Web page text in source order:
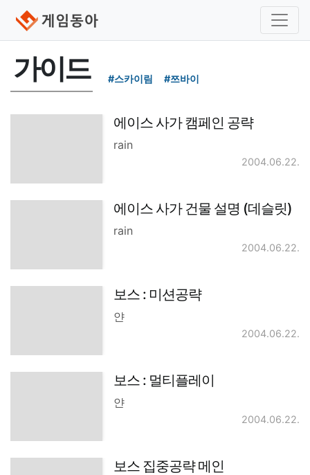
가이드 #스카이림 #쯔바이
에이스 사가 캠페인 공략
rain
2004.06.22.
에이스 사가 건물 설명 (데슬릿)
rain
2004.06.22.
보스 : 미션공략
얀
2004.06.22.
보스 : 멀티플레이
얀
2004.06.22.
보스 집중공략 메인